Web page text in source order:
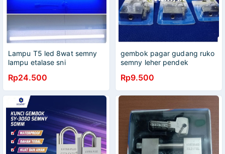
Lampu T5 led 8wat semny
lampu etalase sni
Rp24.500
gembok pagar gudang ruko
semny leher pendek
Rp9.500